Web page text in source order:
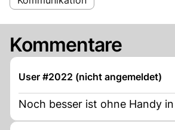
Kommentare
User #2022 (nicht angemeldet)
Noch besser ist ohne Handy